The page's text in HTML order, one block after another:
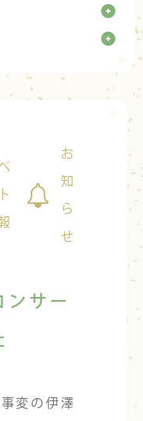
お
知
ら
せ
ンサー
変の伊澤